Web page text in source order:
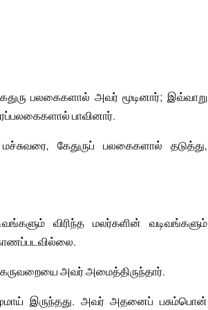
பலகைகளால் அவர் மூடினார்; இவ்வாறு
பாவினார்.
கேதுருப் பலகைகளால் தடுத்து,
விரிந்த மலர்களின் வடிவங்களும்
காணப்படவில்லை.
அவர் அமைத்திருந்தார்.
இருந்தது. அவர் அதனைப் பசும்பொன்